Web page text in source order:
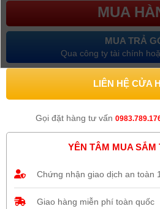
MUA
MUA TRẢ
Qua công ty tài chính
LIÊN HỆ CỬA
Gọi đặt hàng tư vấn
YÊN TÂM MUA SẮM
Chứng nhận giao dịch an toàn
Giao hàng miễn phí toàn quốc